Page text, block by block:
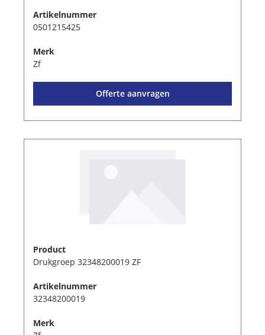
Artikelnummer
0501215425
Merk
Zf
Offerte aanvragen
Product
Drukgroep 32348200019 ZF
Artikelnummer
32348200019
Merk